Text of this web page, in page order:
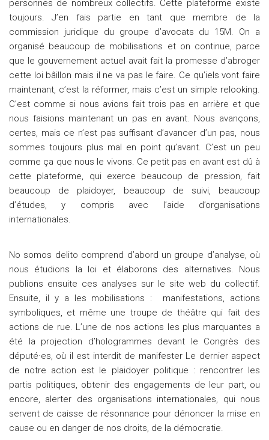
personnes de nombreux collectifs. Cette plateforme existe
toujours. J’en fais partie en tant que membre de la
commission juridique du groupe d’avocats du 15M. On a
organisé beaucoup de mobilisations et on continue, parce
que le gouvernement actuel avait fait la promesse d’abroger
cette loi bâillon mais il ne va pas le faire. Ce qu’iels vont faire
maintenant, c’est la réformer, mais c’est un simple relooking.
C’est comme si nous avions fait trois pas en arrière et que
nous faisions maintenant un pas en avant. Nous avançons,
certes, mais ce n’est pas suffisant d’avancer d’un pas, nous
sommes toujours plus mal en point qu’avant. C’est un peu
comme ça que nous le vivons. Ce petit pas en avant est dû à
cette plateforme, qui exerce beaucoup de pression, fait
beaucoup de plaidoyer, beaucoup de suivi, beaucoup
d’études, y compris avec l’aide d’organisations
internationales.
No somos delito comprend d’abord un groupe d’analyse, où
nous étudions la loi et élaborons des alternatives. Nous
publions ensuite ces analyses sur le site web du collectif.
Ensuite, il y a les mobilisations : manifestations, actions
symboliques, et même une troupe de théâtre qui fait des
actions de rue. L’une de nos actions les plus marquantes a
été la projection d’hologrammes devant le Congrès des
député·es, où il est interdit de manifester Le dernier aspect
de notre action est le plaidoyer politique : rencontrer les
partis politiques, obtenir des engagements de leur part, ou
encore, alerter des organisations internationales, qui nous
servent de caisse de résonnance pour dénoncer la mise en
cause ou en danger de nos droits, de la démocratie.